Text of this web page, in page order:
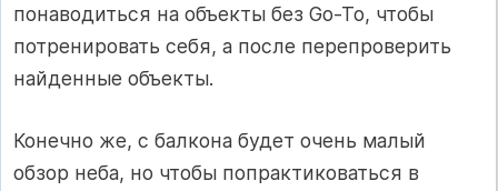
понаводиться на объекты без Go-To, чтобы
потренировать себя, а после перепроверить
найденные объекты.
Конечно же, с балкона будет очень малый
обзор неба, но чтобы попрактиковаться в